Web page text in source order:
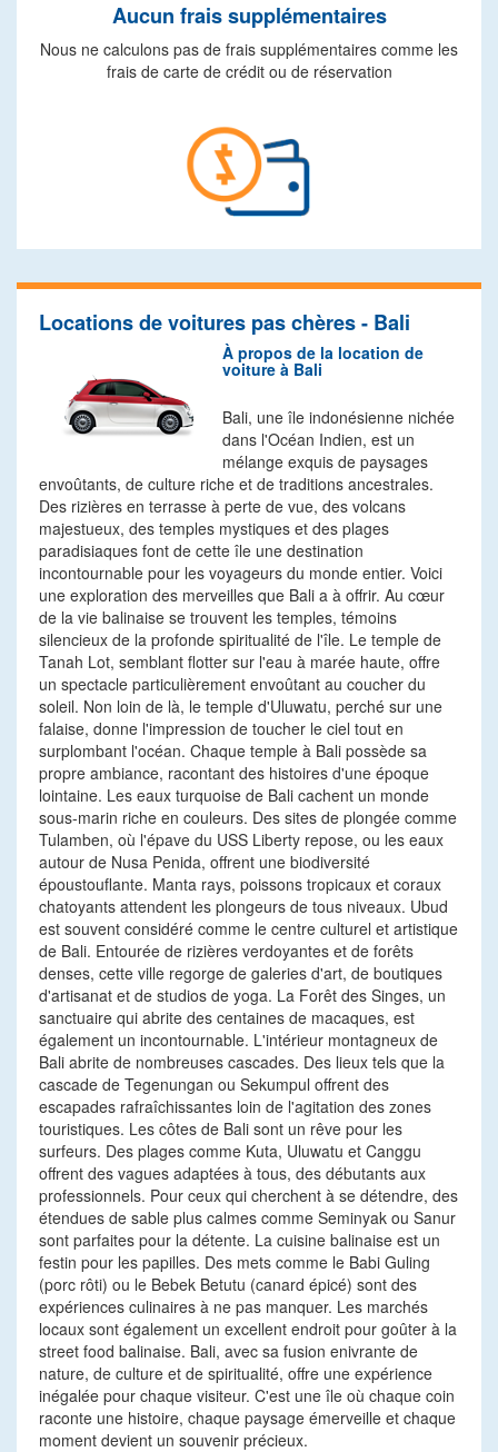
Aucun frais supplémentaires
Nous ne calculons pas de frais supplémentaires comme les
frais de carte de crédit ou de réservation
Locations de voitures pas chères - Bali
À propos de la location de
voiture à Bali
Bali, une île indonésienne nichée
dans l'Océan Indien, est un
mélange exquis de paysages
envoûtants, de culture riche et de traditions ancestrales.
Des rizières en terrasse à perte de vue, des volcans
majestueux, des temples mystiques et des plages
paradisiaques font de cette île une destination
incontournable pour les voyageurs du monde entier. Voici
une exploration des merveilles que Bali a à offrir. Au cœur
de la vie balinaise se trouvent les temples, témoins
silencieux de la profonde spiritualité de l'île. Le temple de
Tanah Lot, semblant flotter sur l'eau à marée haute, offre
un spectacle particulièrement envoûtant au coucher du
soleil. Non loin de là, le temple d'Uluwatu, perché sur une
falaise, donne l'impression de toucher le ciel tout en
surplombant l'océan. Chaque temple à Bali possède sa
propre ambiance, racontant des histoires d'une époque
lointaine. Les eaux turquoise de Bali cachent un monde
sous-marin riche en couleurs. Des sites de plongée comme
Tulamben, où l'épave du USS Liberty repose, ou les eaux
autour de Nusa Penida, offrent une biodiversité
époustouflante. Manta rays, poissons tropicaux et coraux
chatoyants attendent les plongeurs de tous niveaux. Ubud
est souvent considéré comme le centre culturel et artistique
de Bali. Entourée de rizières verdoyantes et de forêts
denses, cette ville regorge de galeries d'art, de boutiques
d'artisanat et de studios de yoga. La Forêt des Singes, un
sanctuaire qui abrite des centaines de macaques, est
également un incontournable. L'intérieur montagneux de
Bali abrite de nombreuses cascades. Des lieux tels que la
cascade de Tegenungan ou Sekumpul offrent des
escapades rafraîchissantes loin de l'agitation des zones
touristiques. Les côtes de Bali sont un rêve pour les
surfeurs. Des plages comme Kuta, Uluwatu et Canggu
offrent des vagues adaptées à tous, des débutants aux
professionnels. Pour ceux qui cherchent à se détendre, des
étendues de sable plus calmes comme Seminyak ou Sanur
sont parfaites pour la détente. La cuisine balinaise est un
festin pour les papilles. Des mets comme le Babi Guling
(porc rôti) ou le Bebek Betutu (canard épicé) sont des
expériences culinaires à ne pas manquer. Les marchés
locaux sont également un excellent endroit pour goûter à la
street food balinaise. Bali, avec sa fusion enivrante de
nature, de culture et de spiritualité, offre une expérience
inégalée pour chaque visiteur. C'est une île où chaque coin
raconte une histoire, chaque paysage émerveille et chaque
moment devient un souvenir précieux.